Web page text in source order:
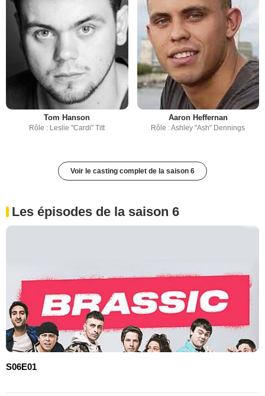
Tom Hanson
Rôle : Leslie "Cardi" Titt
Aaron Heffernan
Rôle : Ashley "Ash" Dennings
Voir le casting complet de la saison 6
Les épisodes de la saison 6
S06E01